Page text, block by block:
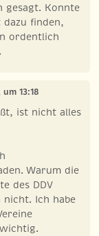
gesagt. Konnte
dazu finden,
ordentlich
13:18
ist nicht alles
Warum die
des DDV
Ich habe